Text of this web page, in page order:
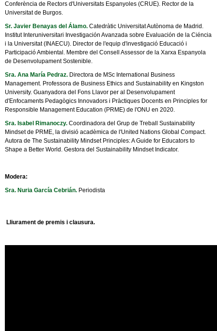
Conferència de Rectors d'Universitats Espanyoles (CRUE). Rector de la
Universitat de Burgos.
Sr. Javier Benayas del Álamo.Catedràtic Universitat Autònoma de Madrid.
Institut Interuniversitari Investigación Avanzada sobre Evaluación de la Ciéncia
i la Universitat (INAECU). Director de l'equip d'investigació Educació i
Participació Ambiental. Membre del Consell Assessor de la Xarxa Espanyola
de Desenvolupament Sostenible.
Sra. Ana María Pedraz. Directora de MSc International Business
Management. Professora de Business Ethics and Sustainability en Kingston
University. Guanyadora del Fons Llavor per al Desenvolupament
d'Enfocaments Pedagògics Innovadors i Pràctiques Docents en Principles for
Responsible Management Education (PRME) de l'ONU en 2020.
Sra. Isabel Rimanoczy.Coordinadora del Grup de Treball Sustainability
Mindset de PRME, la divisió acadèmica de l'United Nations Global Compact.
Autora de The Sustainability Mindset Principles: A Guide for Educators to
Shape a Better World.Gestora del Sustainability Mindset Indicator.
Modera:
Sra. Nuria García Cebrián. Periodista
Lliurament de premis i clausura.